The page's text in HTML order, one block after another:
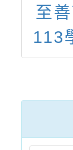
至
113
學期
驗